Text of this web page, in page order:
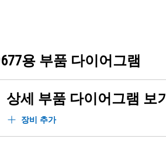
용 부품 다이어그램
상세 부품 다이어그램 보기
장비 추가